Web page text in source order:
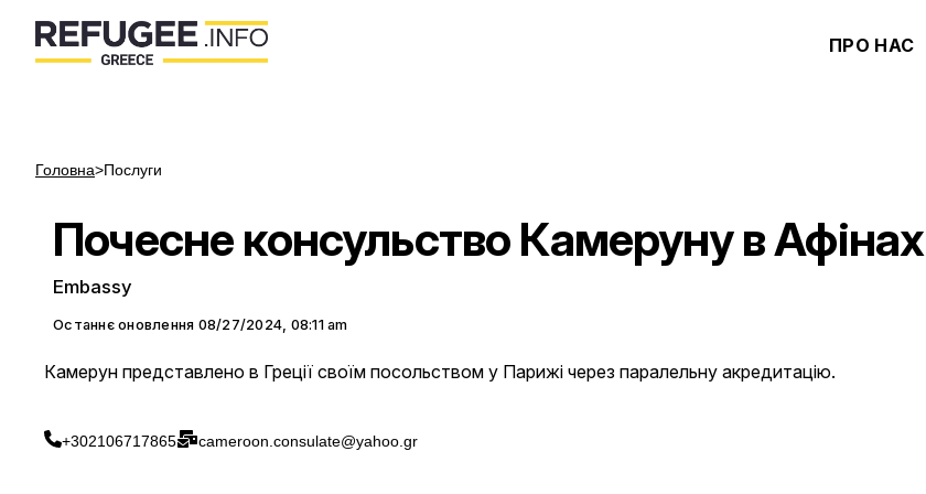
ПРО НАС
Головна>Послуги
Почесне консульство Камеруну в Афінах
Embassy
Останнє оновлення 08/27/2024, 08:11 am
Камерун представлено в Греції своїм посольством у Парижі через паралельну акредитацію.
+302106717865 cameroon.consulate@yahoo.gr